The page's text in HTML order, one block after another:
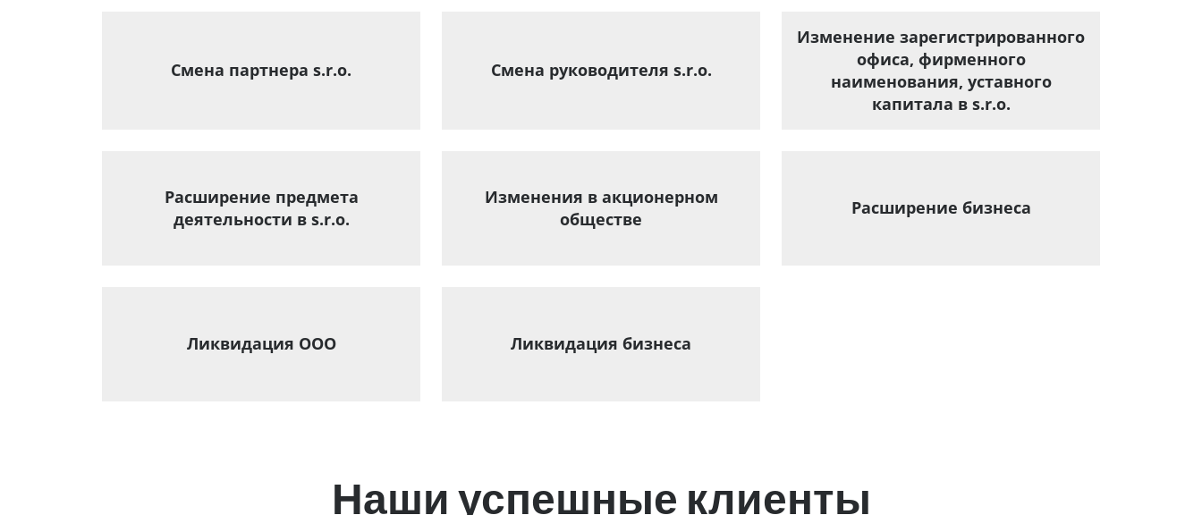
Смена партнера s.r.o. Смена руководителя s.r.o.
Изменение зарегистрированного
офиса, фирменного
наименования, уставного
капитала в s.r.o.
Расширение предмета
деятельности в s.r.o.
Изменения в акционерном
обществе
Расширение бизнеса
Ликвидация ООО Ликвидация бизнеса
Наши успешные клиенты